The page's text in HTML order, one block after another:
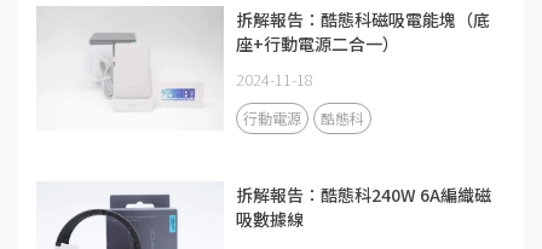
拆解報告：酷態科磁吸電能塊（底
座+行動電源二合一）
2024-11-18
行動電源 酷態科
拆解報告：酷態科240W 6A編織磁
吸數據線